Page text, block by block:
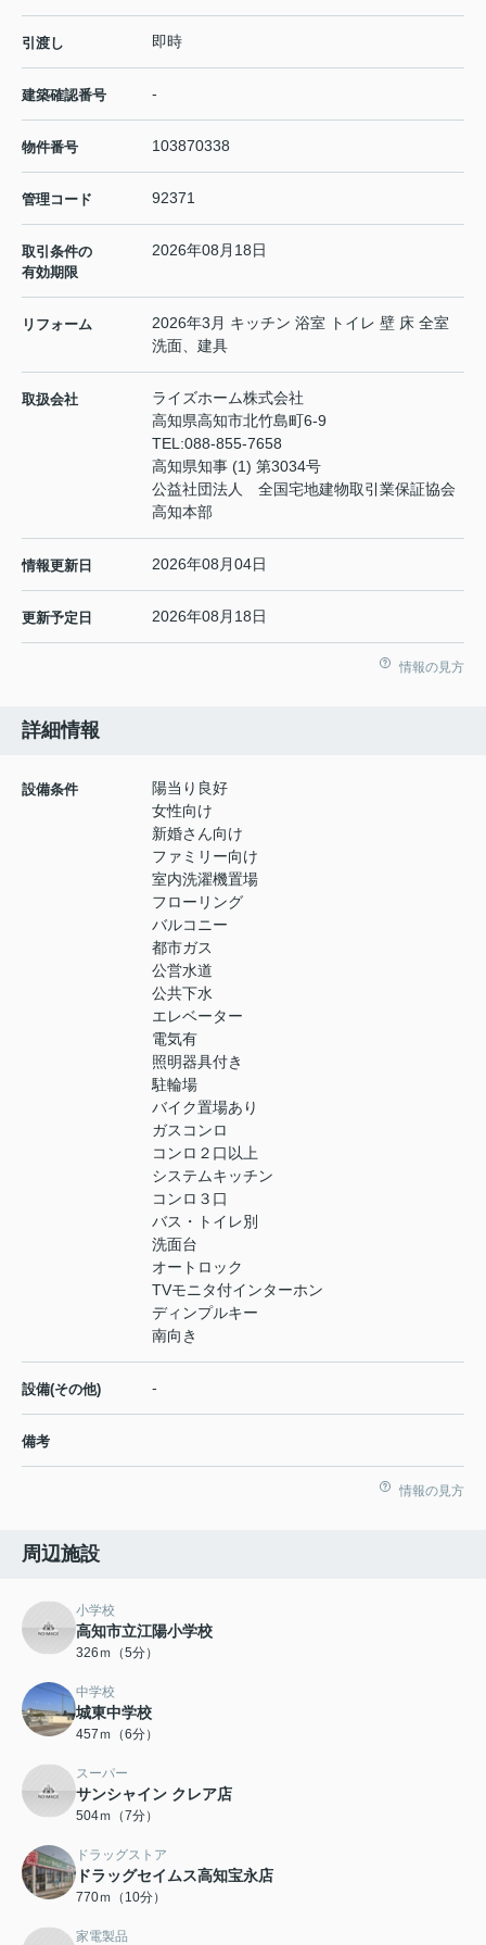
引渡し 即時
建築確認番号 -
物件番号 103870338
管理コード 92371
取引条件の
有効期限
2026年08月18日
リフォーム
2026年3月 キッチン 浴室 トイレ 壁 床 全室
洗面、建具
取扱会社
ライズホーム株式会社
高知県高知市北竹島町6-9
TEL:088-855-7658
高知県知事 (1) 第3034号
公益社団法人 全国宅地建物取引業保証協会
高知本部
情報更新日 2026年08月04日
更新予定日 2026年08月18日
情報の見方
詳細情報
設備条件
陽当り良好
女性向け
新婚さん向け
ファミリー向け
室内洗濯機置場
フローリング
バルコニー
都市ガス
公営水道
公共下水
エレベーター
電気有
照明器具付き
駐輪場
バイク置場あり
ガスコンロ
コンロ２口以上
システムキッチン
コンロ３口
バス・トイレ別
洗面台
オートロック
TVモニタ付インターホン
ディンプルキー
南向き
設備(その他) -
備考
情報の見方
周辺施設
小学校
高知市立江陽小学校
326ｍ（5分）
中学校
城東中学校
457ｍ（6分）
スーパー
サンシャイン クレア店
504ｍ（7分）
ドラッグストア
ドラッグセイムス高知宝永店
770ｍ（10分）
家電製品